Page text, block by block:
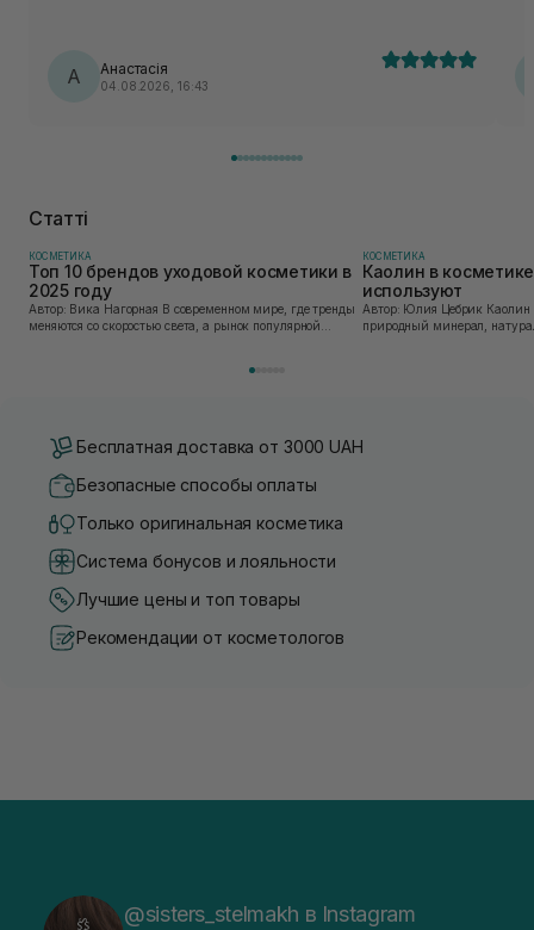
А Анастасія
04.08.2026, 16:43
Статті
КОСМЕТИКА
Топ 10 брендов уходовой косметики в
2025 году
Автор: Вика Нагорная В современном мире, где тренды
меняются со скоростью света, а рынок популярной
КОСМЕТИКА
Каолин в
используют
Автор: Юлия Цебрик Каолин в косметологии – это
природный минерал,
Бесплатная доставка от 3000 UAH
Безопасные способы оплаты
Только оригинальная косметика
Система бонусов и лояльности
Лучшие цены и топ товары
Рекомендации от косметологов
@sisters_stelmakh в Instagram